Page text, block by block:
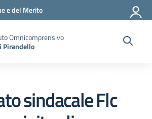
e del Merito
Omnicomprensivo
Pirandello
sindacale Flc